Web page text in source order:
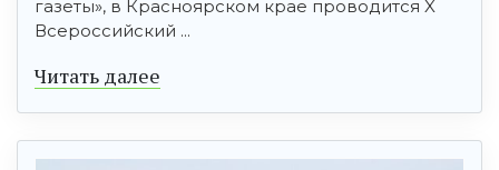
газеты», в Красноярском крае проводится X
Всероссийский ...
Читать далее